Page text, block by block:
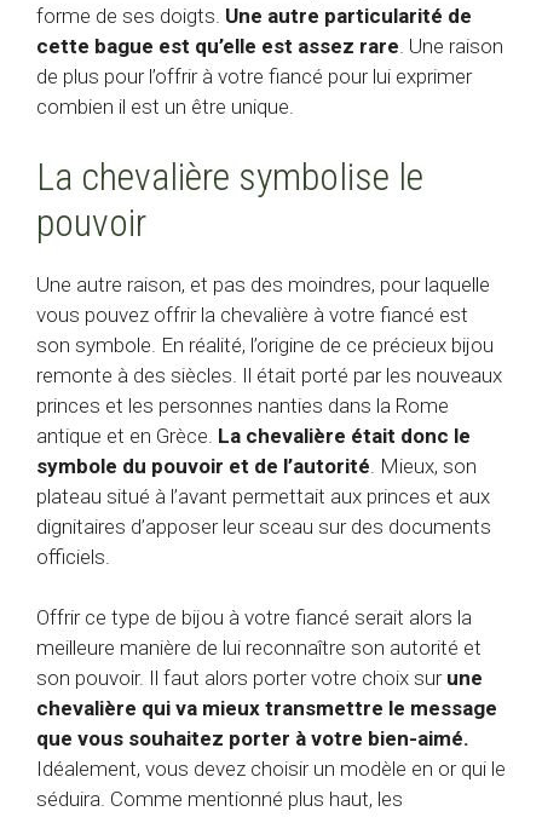
forme de ses doigts. Une autre particularité de
cette bague est qu’elle est assez rare. Une raison
de plus pour l’offrir à votre fiancé pour lui exprimer
combien il est un être unique.
La chevalière symbolise le
pouvoir
Une autre raison, et pas des moindres, pour laquelle
vous pouvez offrir la chevalière à votre fiancé est
son symbole. En réalité, l’origine de ce précieux bijou
remonte à des siècles. Il était porté par les nouveaux
princes et les personnes nanties dans la Rome
antique et en Grèce. La chevalière était donc le
symbole du pouvoir et de l’autorité . Mieux, son
plateau situé à l’avant permettait aux princes et aux
dignitaires d’apposer leur sceau sur des documents
officiels.
Offrir ce type de bijou à votre fiancé serait alors la
meilleure manière de lui reconnaître son autorité et
son pouvoir. Il faut alors porter votre choix sur une
chevalière qui va mieux transmettre le message
que vous souhaitez porter à votre bien-aimé.
Idéalement, vous devez choisir un modèle en or qui le
séduira. Comme mentionné plus haut, les